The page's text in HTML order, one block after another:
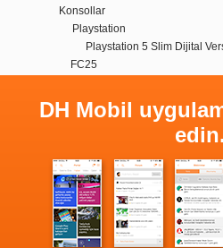
Konsollar
Playstation
Playstation 5 Slim Dijital
FC25
DH Mobil
edin.